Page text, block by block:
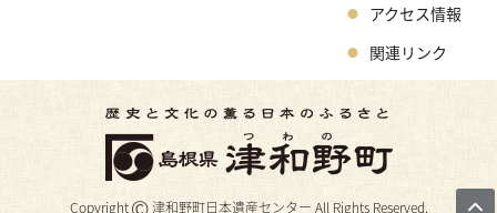
アクセス情報
関連リンク
Copyright 津和野町日本遺産センター All Rights Reserved.